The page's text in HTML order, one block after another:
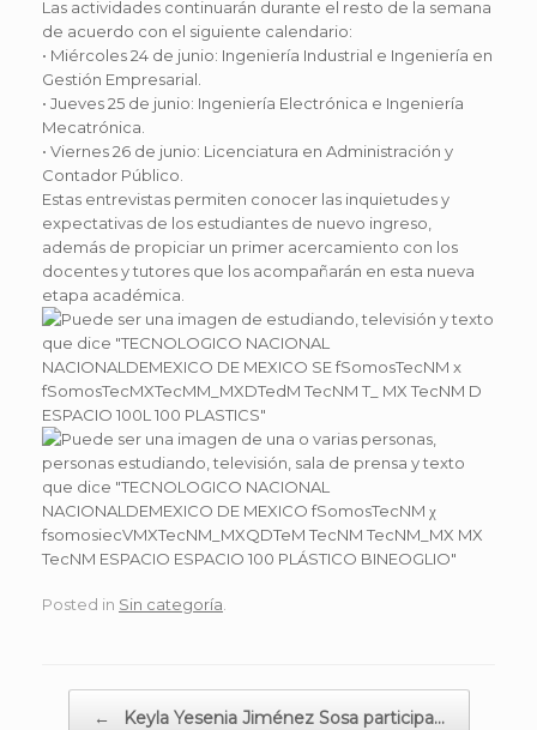
Las actividades continuarán durante el resto de la semana
de acuerdo con el siguiente calendario:
• Miércoles 24 de junio: Ingeniería Industrial e Ingeniería en
Gestión Empresarial.
• Jueves 25 de junio: Ingeniería Electrónica e Ingeniería
Mecatrónica.
• Viernes 26 de junio: Licenciatura en Administración y
Contador Público.
Estas entrevistas permiten conocer las inquietudes y
expectativas de los estudiantes de nuevo ingreso,
además de propiciar un primer acercamiento con los
docentes y tutores que los acompañarán en esta nueva
etapa académica.
Posted in Sin categoría.
← Keyla Yesenia Jiménez Sosa participa…